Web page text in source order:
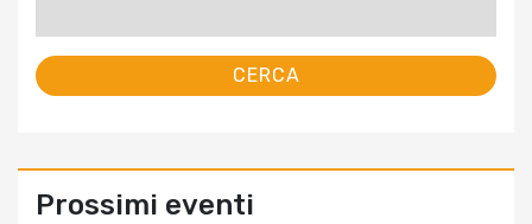
Prossimi eventi